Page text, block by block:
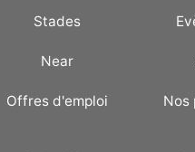
Stades
Near
Offres d'emploi Nos